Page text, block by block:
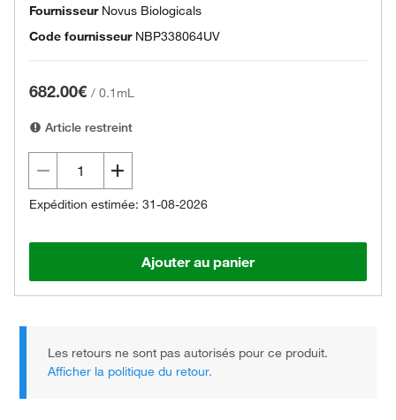
Fournisseur Novus Biologicals
Code fournisseur NBP338064UV
682.00€ / 0.1mL
Article restreint
Expédition estimée: 31-08-2026
Ajouter au panier
Les retours ne sont pas autorisés pour ce produit.
Afficher la politique du retour.